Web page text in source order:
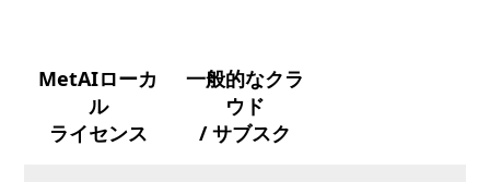
MetAIローカ
ル
ライセンス
一般的なクラ
ウド
/ サブスク